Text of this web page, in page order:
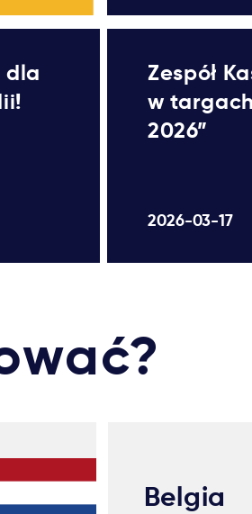
dla
Zespół
w
2026”
2026-03-17
Belgia